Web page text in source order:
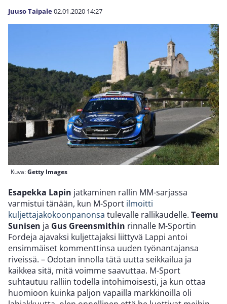
Juuso Taipale02.01.2020 14:27
Kuva:Getty Images
Esapekka Lapin jatkaminen rallin MM-sarjassa
varmistui tänään, kun M-Sport ilmoitti
kuljettajakokoonpanonsa tulevalle rallikaudelle. Teemu
Sunisen ja Gus Greensmithin rinnalle M-Sportin
Fordeja ajavaksi kuljettajaksi liittyvä Lappi antoi
ensimmäiset kommenttinsa uuden työnantajansa
riveissä. – Odotan innolla tätä uutta seikkailua ja
kaikkea sitä, mitä voimme saavuttaa. M-Sport
suhtautuu ralliin todella intohimoisesti, ja kun ottaa
huomioon kuinka paljon vapailla markkinoilla oli